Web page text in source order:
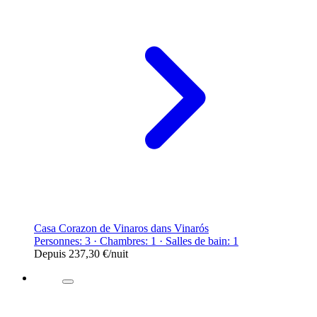
Casa Corazon de Vinaros dans Vinarós
Personnes: 3 · Chambres: 1 · Salles de bain: 1
Depuis 237,30 €/nuit